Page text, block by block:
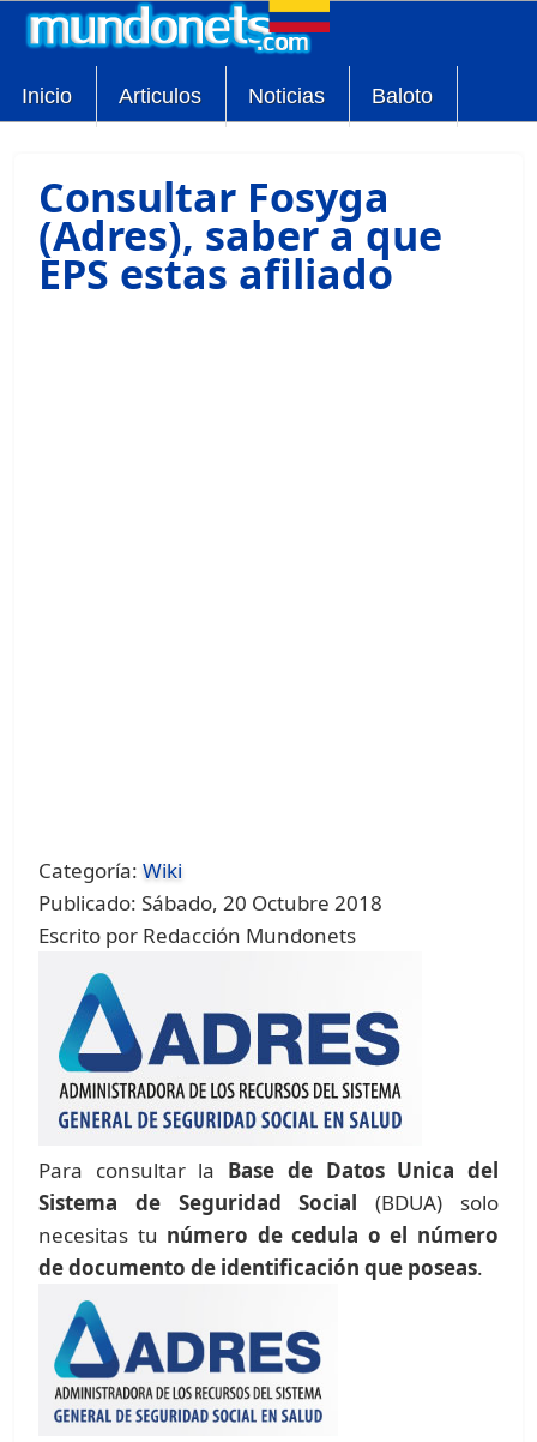
Inicio Articulos Noticias Baloto
Consultar Fosyga
(Adres), saber a que
EPS estas afiliado
Categoría:Wiki
Publicado: Sábado, 20 Octubre 2018
Escrito por Redacción Mundonets
Para consultar la Base de Datos Unica del
Sistema de Seguridad Social (BDUA) solo
necesitas tu número de cedula o el número
de documento de identificación que poseas.